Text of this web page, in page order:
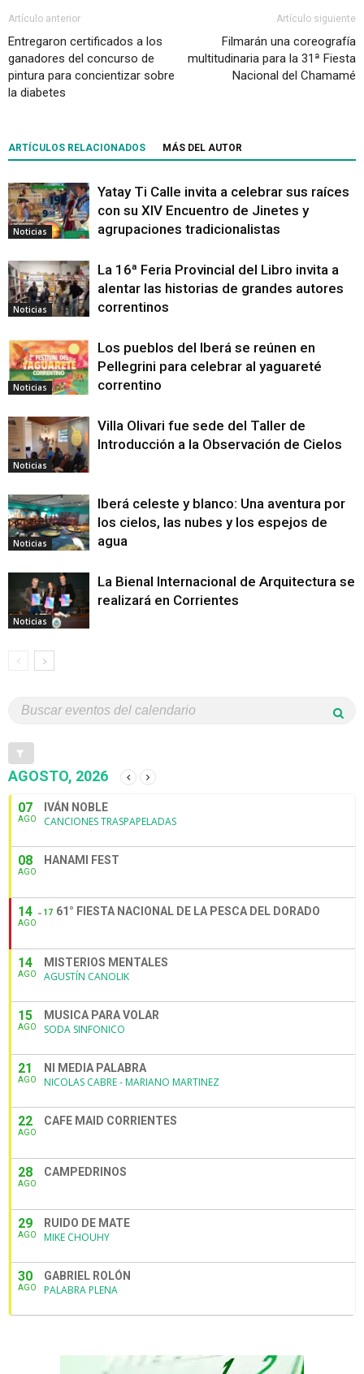
Artículo anterior
Entregaron certificados a los
ganadores del concurso de
pintura para concientizar sobre
la diabetes
Artículo siguiente
Filmarán una coreografía
multitudinaria para la 31ª Fiesta
Nacional del Chamamé
ARTÍCULOS RELACIONADOS MÁS DEL AUTOR
Noticias
Yatay Ti Calle invita a celebrar sus raíces
con su XIV Encuentro de Jinetes y
agrupaciones tradicionalistas
Noticias
La 16ª Feria Provincial del Libro invita a
alentar las historias de grandes autores
correntinos
Noticias
Los pueblos del Iberá se reúnen en
Pellegrini para celebrar al yaguareté
correntino
Noticias
Villa Olivari fue sede del Taller de
Introducción a la Observación de Cielos
Noticias
Iberá celeste y blanco: Una aventura por
los cielos, las nubes y los espejos de
agua
Noticias
La Bienal Internacional de Arquitectura se
realizará en Corrientes
AGOSTO, 2026
07
AGO
IVÁN NOBLE
CANCIONES TRASPAPELADAS
08
AGO
HANAMI FEST
14
AGO
17 61° FIESTA NACIONAL DE LA PESCA DEL DORADO
14
AGO
MISTERIOS MENTALES
AGUSTÍN CANOLIK
15
AGO
MUSICA PARA VOLAR
SODA SINFONICO
21
AGO
NI MEDIA PALABRA
NICOLAS CABRE - MARIANO MARTINEZ
22
AGO
CAFE MAID CORRIENTES
28
AGO
CAMPEDRINOS
29
AGO
RUIDO DE MATE
MIKE CHOUHY
30
AGO
GABRIEL ROLÓN
PALABRA PLENA